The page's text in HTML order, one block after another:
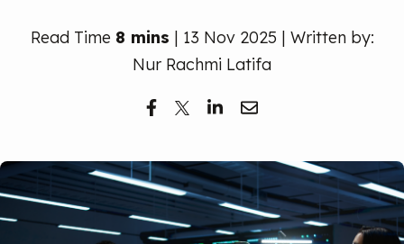
Read Time 8 mins | 13 Nov 2025 | Written by:
Nur Rachmi Latifa